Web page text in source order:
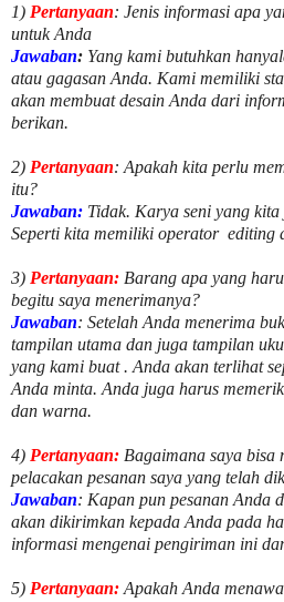
1) Pertanyaan: Jenis informasi apa
untuk Anda
Jawaban: Yang kami butuhkan
atau gagasan Anda. Kami memiliki
akan membuat desain Anda dari
berikan.
2) Pertanyaan: Apakah kita perlu
itu?
Jawaban: Tidak. Karya seni yang
Seperti kita memiliki operator editing
3) Pertanyaan: Barang apa yang
begitu saya menerimanya?
Jawaban: Setelah Anda menerima
tampilan utama dan juga tampilan
yang kami buat . Anda akan terlihat
Anda minta. Anda juga harus
dan warna.
4) Pertanyaan: Bagaimana saya bisa
pelacakan pesanan saya yang telah
Jawaban: Kapan pun pesanan Anda
akan dikirimkan kepada Anda pada
informasi mengenai pengiriman ini
5) Pertanyaan: Apakah Anda